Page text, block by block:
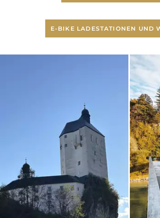
E-BIKE LADESTATIONEN UND